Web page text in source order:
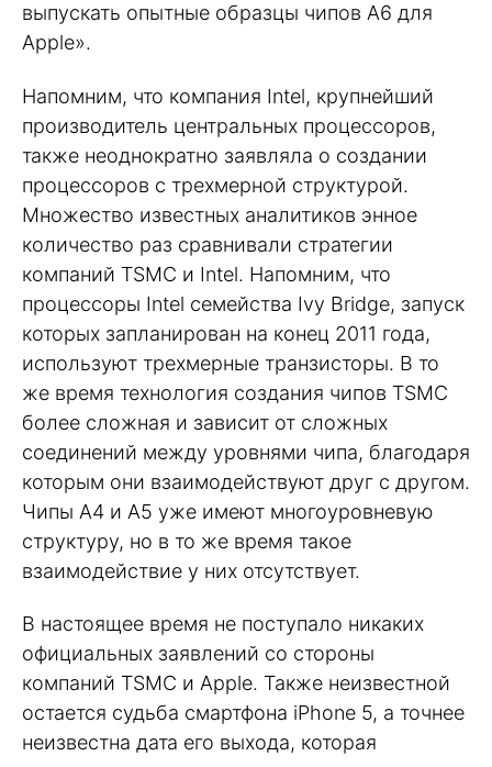
выпускать опытные образцы чипов A6 для
Apple».
Напомним, что компания Intel, крупнейший
производитель центральных процессоров,
также неоднократно заявляла о создании
процессоров с трехмерной структурой.
Множество известных аналитиков энное
количество раз сравнивали стратегии
компаний TSMC и Intel. Напомним, что
процессоры Intel семейства Ivy Bridge, запуск
которых запланирован на конец 2011 года,
используют трехмерные транзисторы. В то
же время технология создания чипов TSMC
более сложная и зависит от сложных
соединений между уровнями чипа, благодаря
которым они взаимодействуют друг с другом.
Чипы A4 и A5 уже имеют многоуровневую
структуру, но в то же время такое
взаимодействие у них отсутствует.
В настоящее время не поступало никаких
официальных заявлений со стороны
компаний TSMC и Apple. Также неизвестной
остается судьба смартфона iPhone 5, а точнее
неизвестна дата его выхода, которая